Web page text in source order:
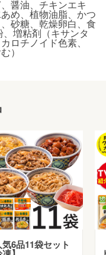
醤油、チキンエキ
め、植物油脂、かつ
砂糖、乾燥卵白、食
増粘剤（キサンタ
ロチノイド色素、
）
6品11袋セット